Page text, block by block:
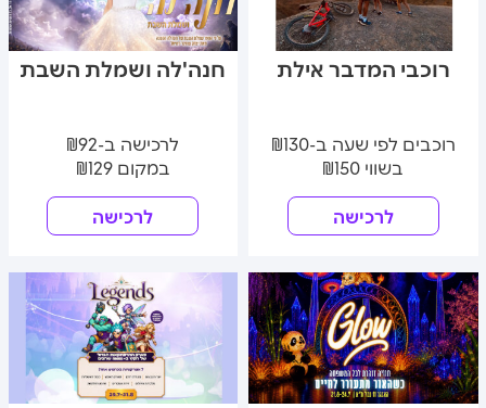
חנה'לה ושמלת השבת
לרכישה ב-₪92
במקום ₪129
לרכישה
רוכבי המדבר אילת
רוכבים לפי שעה ב-₪130
בשווי ₪150
לרכישה